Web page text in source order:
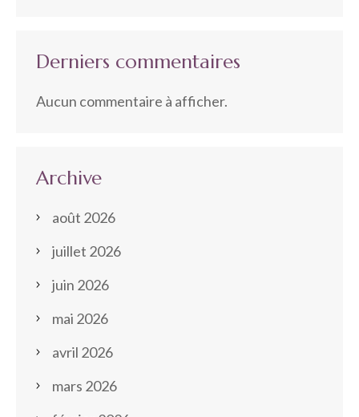
Derniers commentaires
Aucun commentaire à afficher.
Archive
août 2026
juillet 2026
juin 2026
mai 2026
avril 2026
mars 2026